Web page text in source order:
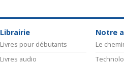
Librairie
Livres pour débutants
Livres audio
Notre
Le